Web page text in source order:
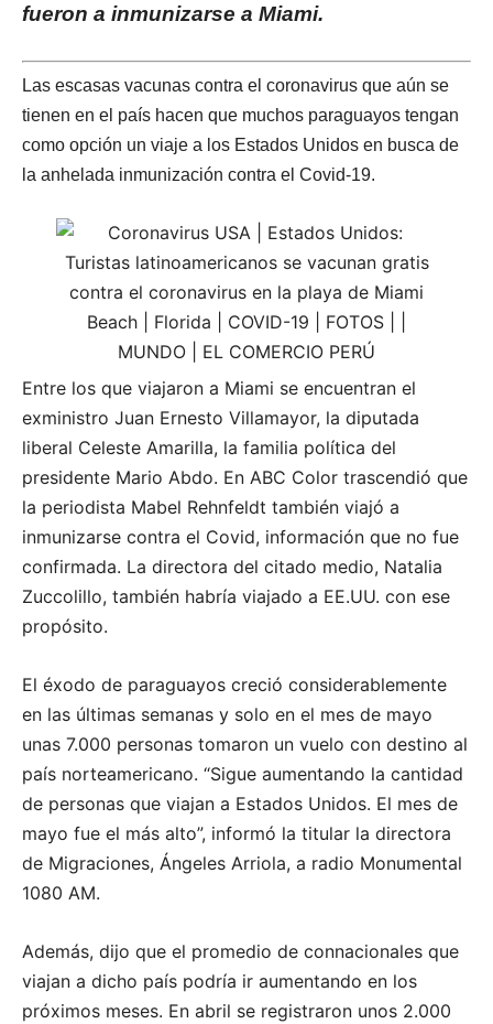
fueron a inmunizarse a Miami.
Las escasas vacunas contra el coronavirus que aún se
tienen en el país hacen que muchos paraguayos tengan
como opción un viaje a los Estados Unidos en busca de
la anhelada inmunización contra el Covid-19.
Entre los que viajaron a Miami se encuentran el
exministro Juan Ernesto Villamayor, la diputada
liberal Celeste Amarilla, la familia política del
presidente Mario Abdo. En ABC Color trascendió que
la periodista Mabel Rehnfeldt también viajó a
inmunizarse contra el Covid, información que no fue
confirmada. La directora del citado medio, Natalia
Zuccolillo, también habría viajado a EE.UU. con ese
propósito.
El éxodo de paraguayos creció considerablemente
en las últimas semanas y solo en el mes de mayo
unas 7.000 personas tomaron un vuelo con destino al
país norteamericano. “Sigue aumentando la cantidad
de personas que viajan a Estados Unidos. El mes de
mayo fue el más alto”, informó la titular la directora
de Migraciones, Ángeles Arriola, a radio Monumental
1080 AM.
Además, dijo que el promedio de connacionales que
viajan a dicho país podría ir aumentando en los
próximos meses. En abril se registraron unos 2.000